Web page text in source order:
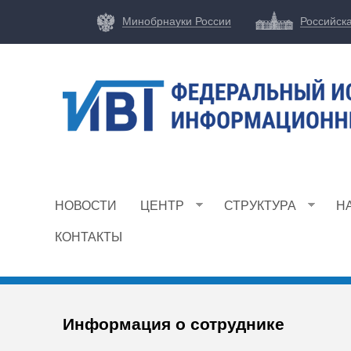
Минобрнауки России
И
И
НОВОСТИ ЦЕНТР СТРУКТУРА
КОНТАКТЫ
Информация о сотруднике